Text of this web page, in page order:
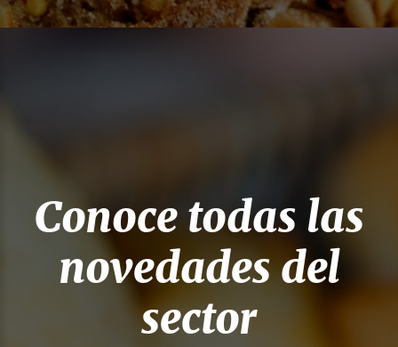
Conoce todas las
novedades del
sector